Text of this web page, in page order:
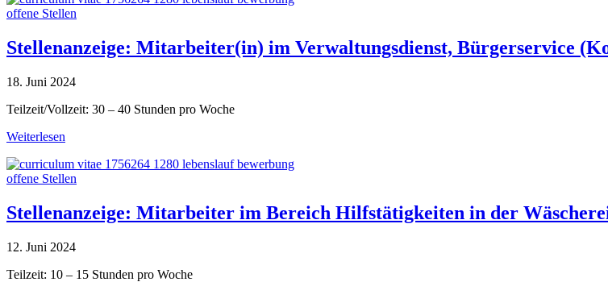
offene Stellen
Stellenanzeige: Mitarbeiter(in) im Verwaltungsdienst, Bürgerservice
18. Juni 2024
Teilzeit/Vollzeit: 30 – 40 Stunden pro Woche
Weiterlesen
offene Stellen
Stellenanzeige: Mitarbeiter im Bereich Hilfstätigkeiten in der
12. Juni 2024
Teilzeit: 10 – 15 Stunden pro Woche